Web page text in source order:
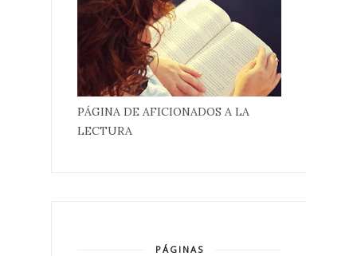
PÁGINA DE AFICIONADOS A LA
LECTURA
PÁGINAS